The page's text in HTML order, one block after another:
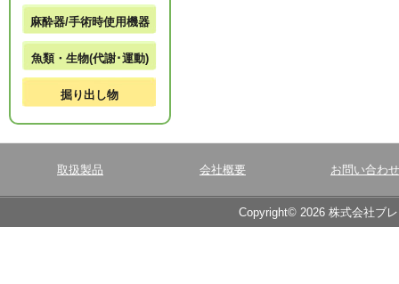
麻酔器/手術時使用機器
魚類・生物(代謝･運動)
掘り出し物
取扱製品 会社概要 お問い合わせ
Copyright© 2026 株式会社ブ